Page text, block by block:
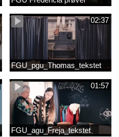
02:37
FGU_pgu_Thomas_tekstet
01:57
FGU_agu_Freja_tekstet